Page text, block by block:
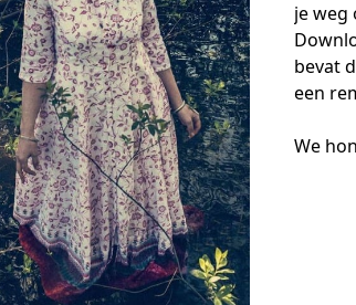
je weg
bevat
een
We